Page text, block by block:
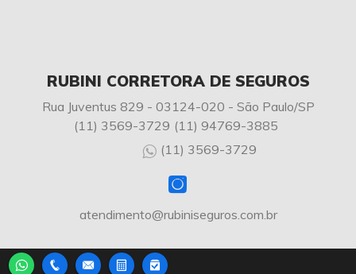
RUBINI CORRETORA DE SEGUROS
Rua Juventus 829 - 03124-020 - São Paulo/SP
(11) 3569-3729 (11) 94769-3885
(11) 3569-3729
atendimento@rubiniseguros.com.br